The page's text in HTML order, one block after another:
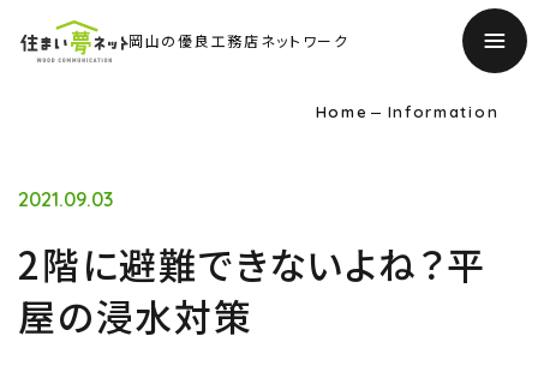
岡山の優良工務店ネットワーク
Home Information
2021.09.03
2階に避難できないよね？平
屋の浸水対策